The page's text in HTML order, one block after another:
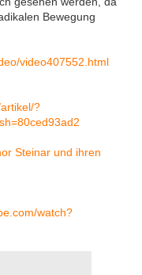
Bewegung
video407552.html
?
Steinar und ihren
watch?